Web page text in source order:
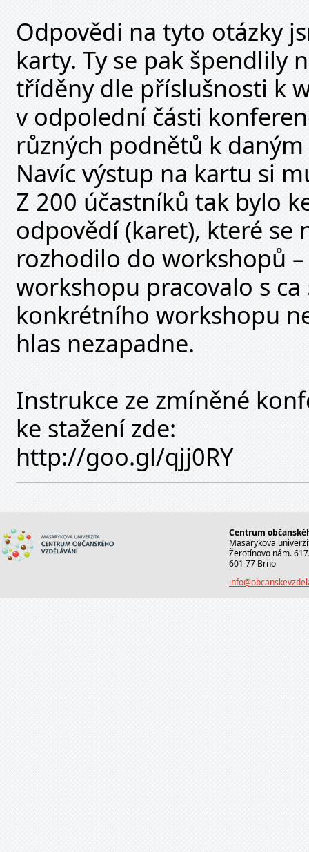
Odpovědi na tyto otázky
karty. Ty se pak špendlily
tříděny dle příslušnosti k
v odpolední části
různých podnětů k
Navíc výstup na kartu si
Z 200 účastníků tak bylo
odpovědí (karet), které se
rozhodilo do workshopů
workshopu pracovalo s
konkrétního workshopu
hlas nezapadne.
Instrukce ze zmíněné
ke stažení zde:
http://goo.gl/qjj0RY
Centrum
Masarykova
Žerotínovo nám.
601 77 Brno